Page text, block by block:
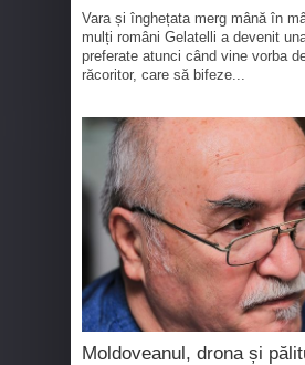
Vara și înghețata merg mână în
mulți români Gelatelli a devenit
preferate atunci când vine vorba
răcoritor, care să bifeze...
Moldoveanul, drona și